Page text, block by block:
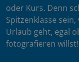
oder Kurs. Denn
Spitzenklasse
Urlaub geht, egal
fotografieren willst!